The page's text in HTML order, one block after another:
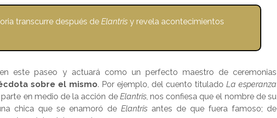
transcurre después de Elantris y revela acontecimientos
este paseo y actuará como un perfecto maestro de ceremonias
sobre el mismo. Por ejemplo, del cuento titulado La esperanza
en medio de la acción de Elantris, nos confiesa que el nombre de su
chica que se enamoró de Elantris antes de que fuera famoso; de